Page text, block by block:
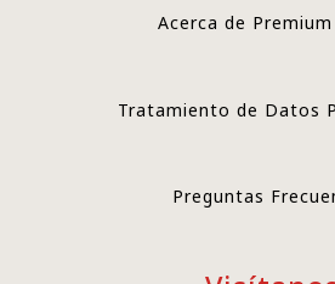
Acerca de
Tratamiento de Datos
Preguntas